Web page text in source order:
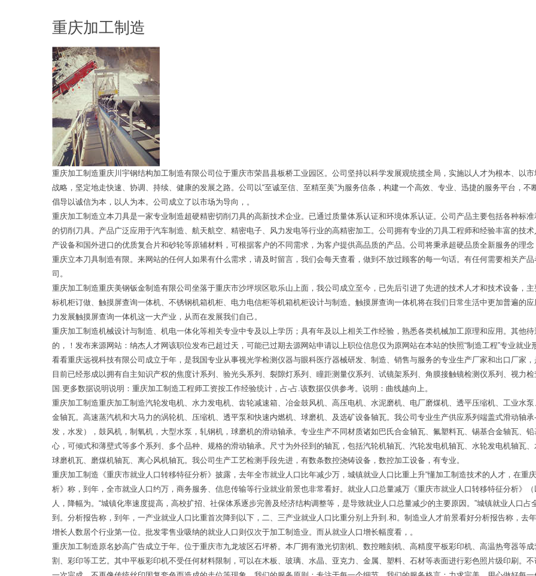
重庆加工制造
重庆加工制造重庆川宇钢结构加工制造有限公司位于重庆市荣昌县板桥工业园区。公司坚持以科学发展观统揽全局，实施以人才为根本、以
战略，坚定地走快速、协调、持续、健康的发展之路。公司以“至诚至信、至精至美”为服务信条，构建一个高效、专业、迅捷的服务平台，
倡导以诚信为本，以人为本。公司成立了以市场为导向，。
重庆加工制造立本刀具是一家专业制造超硬精密切削刀具的高新技术企业。已通过质量体系认证和环境体系认证。公司产品主要包括各种标
的切削刀具。产品广泛应用于汽车制造、航天航空、精密电子、风力发电等行业的高精密加工。公司拥有专业的刀具工程师和经验丰富的技
产设备和国外进口的优质复合片和砂轮等原辅材料，可根据客户的不同需求，为客户提供高品质的产品。公司将秉承超硬品质全新服务的理
重庆立本刀具制造有限。来网站的任何人如果有什么需求，请及时留言，我们会每天查看，做到不放过顾客的每一句话。有任何需要相关产
司。
重庆加工制造重庆美钢钣金制造有限公司坐落于重庆市沙坪坝区歌乐山上面，我公司成立至今，已先后引进了先进的技术人才和技术设备，
标机柜订做、触摸屏查询一体机、不锈钢机箱机柜、电力电信柜等机箱机柜设计与制造。触摸屏查询一体机将在我们日常生活中更加普遍的
力发展触摸屏查询一体机这一大产业，从而在发展我们自己。
重庆加工制造机械设计与制造、机电一体化等相关专业中专及以上学历；具有年及以上相关工作经验，熟悉各类机械加工原理和应用。其他
的，！发布来源网站：纳杰人才网该职位发布已超过天，可能已过期去源网站申请以上职位信息仅为原网站在本站的快照“制造工程”专业就
看看重庆远视科技有限公司成立于年，是我国专业从事视光学检测仪器与眼科医疗器械研发、制造、销售与服务的专业生产厂家和出口厂家
目前已经形成以拥有自主知识产权的焦度计系列、验光头系列、裂隙灯系列、瞳距测量仪系列、试镜架系列、角膜接触镜检测仪系列、视力
国.更多数据说明说明：重庆加工制造工程师工资按工作经验统计，占-占.该数据仅供参考。说明：曲线越向上。
重庆加工制造重庆加工制造汽轮发电机、水力发电机、齿轮减速箱、冶金鼓风机、高压电机、水泥磨机、电厂磨煤机、透平压缩机、工业水
金轴瓦。高速蒸汽机和大马力的涡轮机、压缩机、透平泵和快速内燃机、球磨机、及选矿设备轴瓦。我公司专业生产供应系列端盖式滑动轴
发，水发），鼓风机，制氧机，大型水泵，轧钢机，球磨机的滑动轴承。专业生产不同材质诸如巴氏合金轴瓦、氟塑料瓦、锡基合金轴瓦、
心，可倾式和薄壁式等多个系列、多个品种、规格的滑动轴承。尺寸为外径到的轴瓦，包括汽轮机轴瓦、汽轮发电机轴瓦、水轮发电机轴瓦
球磨机瓦、磨煤机轴瓦、离心风机轴瓦。我公司生产工艺检测手段先进，有数条数控浇铸设备，数控加工设备，有专业。
重庆加工制造《重庆市就业人口转移特征分析》披露，去年全市就业人口比年减少万，城镇就业人口比重上升“懂加工制造技术的人才，在重
析》称，到年，全市就业人口约万，商务服务、信息传输等行业就业前景也非常看好。就业人口总量减万《重庆市就业人口转移特征分析》
人，降幅为。“城镇化率速度提高，高校扩招、社保体系逐步完善及经济结构调整等，是导致就业人口总量减少的主要原因。”城镇就业人口
到。分析报告称，到年，一产业就业人口比重首次降到以下，二、三产业就业人口比重分别上升到.和。制造业人才前景看好分析报告称，去
增长人数居个行业第一位。批发零售业吸纳的就业人口则仅次于加工制造业。而从就业人口增长幅度看，。
重庆加工制造原名妙高广告成立于年。位于重庆市九龙坡区石坪桥。本厂拥有激光切割机、数控雕刻机、高精度平板彩印机、高温热弯器等
割、彩印等工艺。其中平板彩印机不受任何材料限制，可以在木板、玻璃、水晶、亚克力、金属、塑料、石材等表面进行彩色照片级印刷。